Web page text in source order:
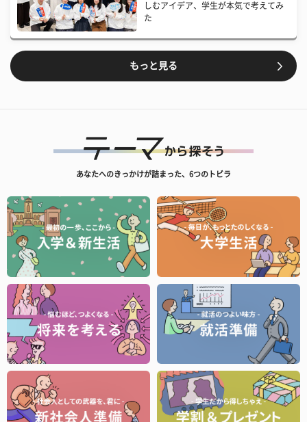
しむアイデア、学生が本気で考えてみ
た
もっと見る
あなたへのきっかけが詰まった、6つのトビラ